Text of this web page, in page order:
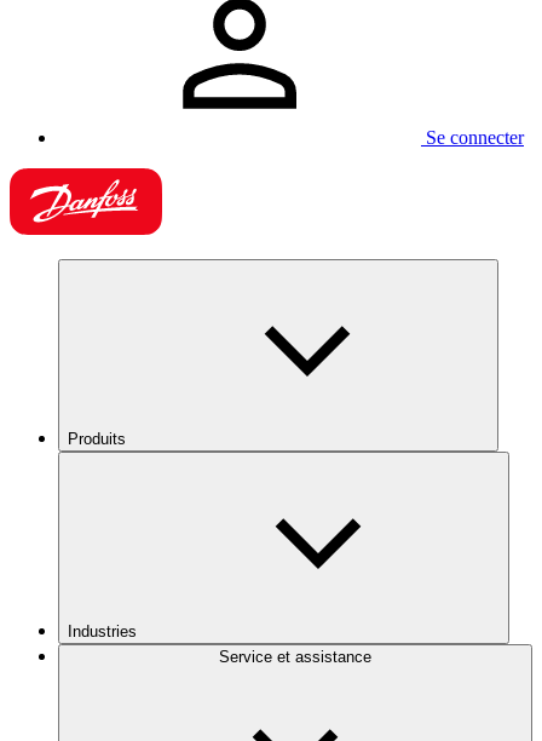
Se connecter
Produits
Industries
Service et assistance